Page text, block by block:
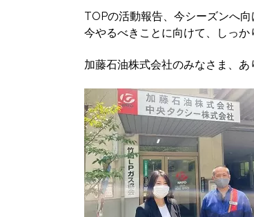
TOPの活動報告、今シーズンへ
今やるべきことに向けて、しっか
加藤石油株式会社のみなさま、あ